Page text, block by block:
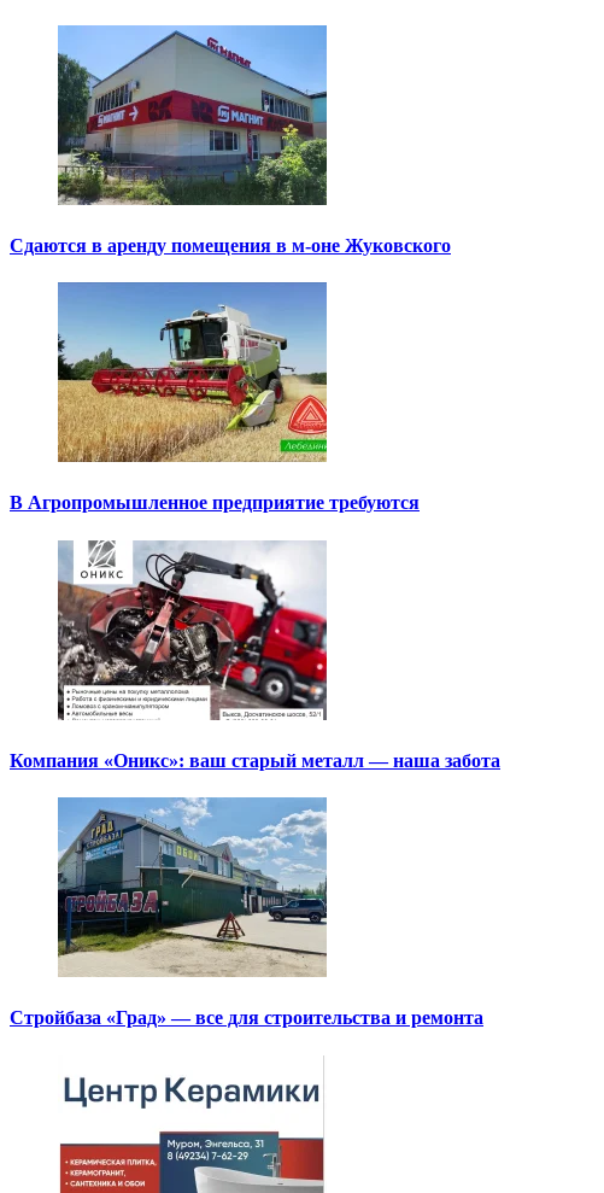
Сдаются в аренду помещения в м-оне Жуковского
В Агропромышленное предприятие требуются
Компания «Оникс»: ваш старый металл — наша забота
Стройбаза «Град» — все для строительства и ремонта